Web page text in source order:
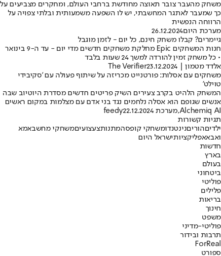
משחק מהעבר צובר תאוצה מחודשת ברחבי העולם, ומחקרים מצביעים על
כך שמעבר לאתגר המחשבתי, יש לו השפעה משמעותית ובלתי צפויה על
הרווחה הנפשית
מערכת היום26.12.2024
גיימרים? קבלו משחק חינם, כל יום - לזמן מוגבל
חנות המשחקים Epic מחלקת משחקים חדשים מדי יום - עד ה-9 בינואר
• כל משחק זמין להורדה למשך 24 שעות בלבד
אלדד מטמון | The Verifier 23.12.2024
משחקים עם אסלות: פורטנייט מכריזה על שיתוף פעולה עם 'סקיבידי
טוילט'
המשחק הלהיט בקרב צעירים השיק פריטים חדשים מסדרת היוטיוב שבה
אנשים שגופם הוא אסלה נלחמים נגד בני אדם עם מצלמות במקום ראשים
Alchemiq AI
,מערכת feedy22.12.2024
תגיות קשורות
ילדיםהוריםנינטנדומשחקי קופסהמתנותצעצועיםמשחקי מחשבאמא
ואבאאפליקציותישראל היום
חדשות
בארץ
בעולם
ביטחוני
פוליטי
פלילים
בריאות
חינוך
משפט
פוליטי-מדיני
תרבות ובידור
ForReal
ספורט